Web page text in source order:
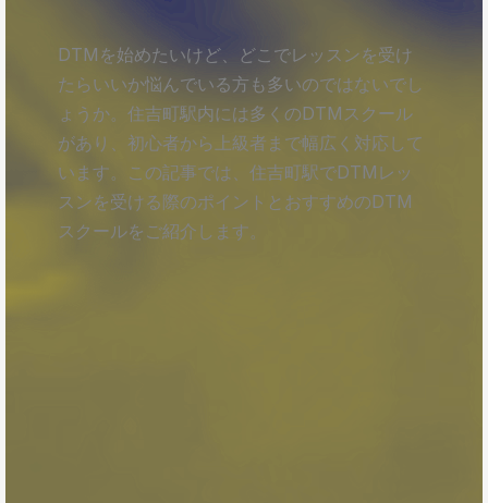
DTMを始めたいけど、どこでレッスンを受け
たらいいか悩んでいる方も多いのではないでし
ょうか。住吉町駅内には多くのDTMスクール
があり、初心者から上級者まで幅広く対応して
います。この記事では、住吉町駅でDTMレッ
スンを受ける際のポイントとおすすめのDTM
スクールをご紹介します。